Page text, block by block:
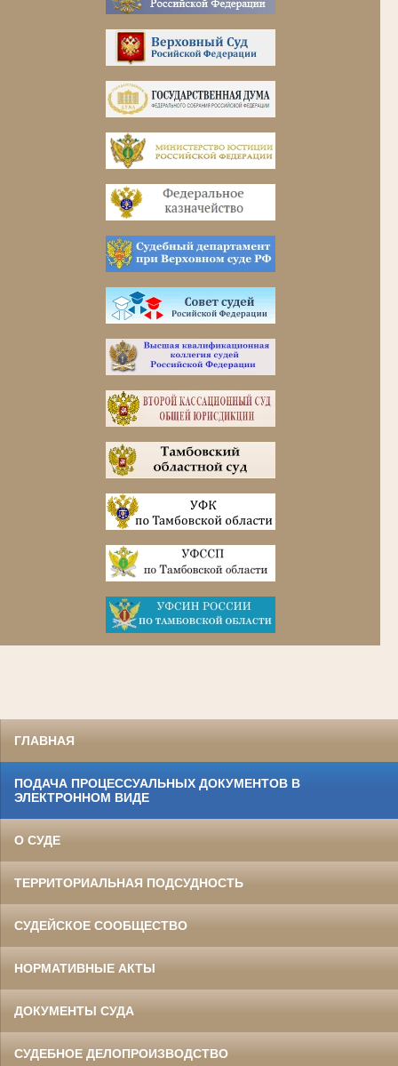
ГЛАВНАЯ
ПОДАЧА ПРОЦЕССУАЛЬНЫХ ДОКУМЕНТОВ В
ЭЛЕКТРОННОМ ВИДЕ
О СУДЕ
ТЕРРИТОРИАЛЬНАЯ ПОДСУДНОСТЬ
СУДЕЙСКОЕ СООБЩЕСТВО
НОРМАТИВНЫЕ АКТЫ
ДОКУМЕНТЫ СУДА
СУДЕБНОЕ ДЕЛОПРОИЗВОДСТВО